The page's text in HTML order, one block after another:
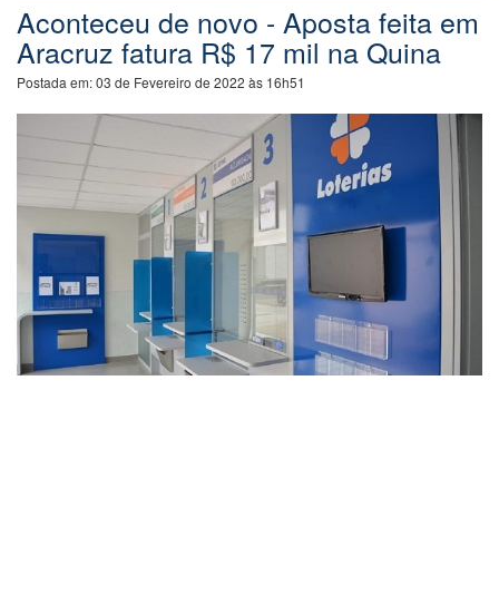
Aconteceu de novo - Aposta feita em
Aracruz fatura R$ 17 mil na Quina
Postada em:03 de Fevereiro de 2022 às 16h51